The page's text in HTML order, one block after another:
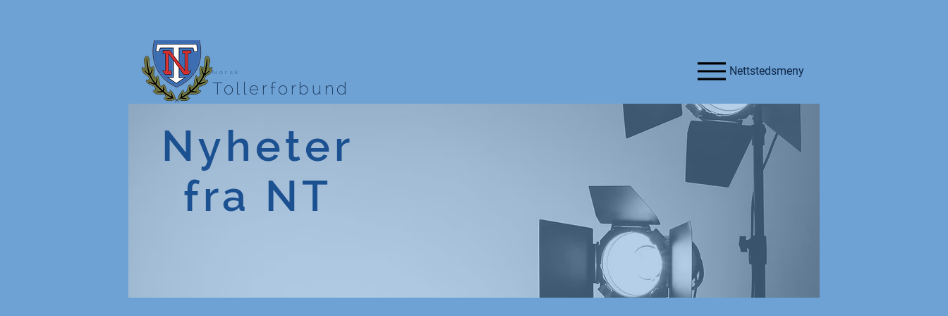
Norsk
Tollerforbund
Nettstedsmeny
Nyheter
fra NT